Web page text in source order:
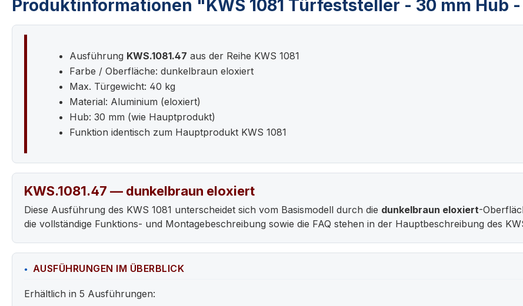
Produktinformationen "KWS 1081 Türfeststeller - 30 mm Hub
Ausführung KWS.1081.47 aus der Reihe KWS 1081
Farbe / Oberfläche: dunkelbraun eloxiert
Max. Türgewicht: 40 kg
Material: Aluminium (eloxiert)
Hub: 30 mm (wie Hauptprodukt)
Funktion identisch zum Hauptprodukt KWS 1081
KWS.1081.47 — dunkelbraun eloxiert
Diese Ausführung des KWS 1081 unterscheidet sich vom Basismodell durch die dunkelbraun eloxiert-
die vollständige Funktions- und Montagebeschreibung sowie die FAQ stehen in der Hauptbeschreibung des
AUSFÜHRUNGEN IM ÜBERBLICK
Erhältlich in 5 Ausführungen: